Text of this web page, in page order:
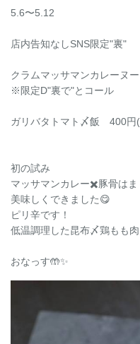
5.6〜5.12
店内告知なしSNS限定"裏"
クラムマッサマンカレーヌ
※限定D"裏で"とコール
ガリバタトマト〆飯 400円
初の試み
マッサマンカレー✖️豚骨はま
美味しくできました😋
ピリ辛です！
低温調理した昆布〆鶏もも
おなっす🤲✨